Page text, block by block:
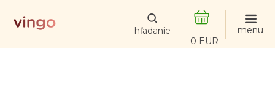
obsah
NÁKUPNÝ
KOŠÍK